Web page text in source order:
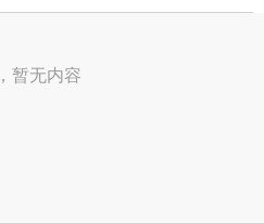
暂无内容